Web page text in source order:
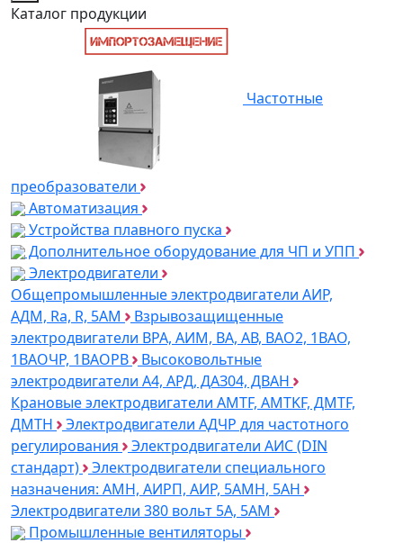
Каталог продукции
Частотные
преобразователи
Автоматизация
Устройства плавного пуска
Дополнительное оборудование для ЧП и УПП
Электродвигатели
Общепромышленные электродвигатели АИР,
АДМ, Ra, R, 5AM
Взрывозащищенные
электродвигатели ВРА, АИМ, ВА, АВ, ВАO2, 1ВАО,
1ВАОЧР, 1ВАОРВ
Высоковольтные
электродвигатели A4, АРД, ДАЗ04, ДВАН
Крановые электродвигатели AMTF, AMTKF, ДMTF,
ДМТН
Электродвигатели АДЧР для частотного
регулирования
Электродвигатели АИС (DIN
стандарт)
Электродвигатели специального
назначения: АМН, АИРП, АИР, 5АМН, 5АН
Электродвигатели 380 вольт 5А, 5АМ
Промышленные вентиляторы